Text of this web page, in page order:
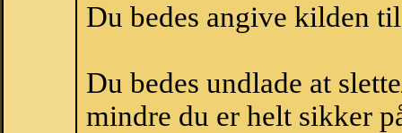
Du bedes angive kilden
Du bedes undlade at
mindre du er helt sikker